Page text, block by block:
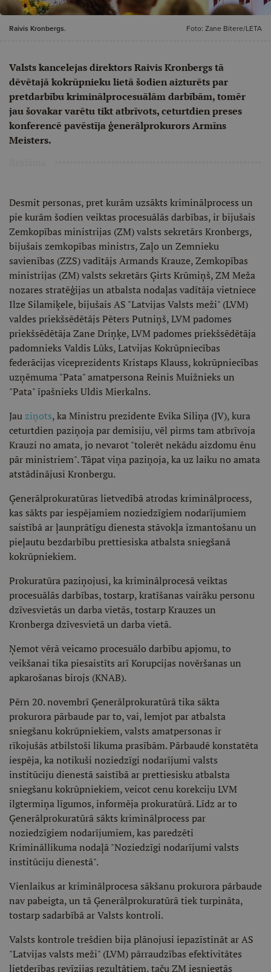
Raivis Kronbergs. Foto: Zane Bitere/LETA
Valsts kancelejas direktors Raivis Kronbergs tā
dēvētajā kokrūpnieku lietā šodien aizturēts par
pretdarbību kriminālprocesuālām darbībām, tomēr
jau šovakar varētu tikt atbrīvots, ceturtdien preses
konferencē pavēstīja ģenerālprokurors Armīns
Meisters.
Desmit personas, pret kurām uzsākts kriminālprocess un
pie kurām šodien veiktas procesuālās darbības, ir bijušais
Zemkopības ministrijas (ZM) valsts sekretārs Kronbergs,
bijušais zemkopības ministrs, Zaļo un Zemnieku
savienības (ZZS) vadītājs Armands Krauze, Zemkopības
ministrijas (ZM) valsts sekretārs Ģirts Krūmiņš, ZM Meža
nozares stratēģijas un atbalsta nodaļas vadītāja vietniece
Ilze Silamiķele, bijušais AS "Latvijas Valsts meži" (LVM)
valdes priekšsēdētājs Pēters Putniņš, LVM padomes
priekšsēdētāja Zane Driņķe, LVM padomes priekšsēdētāja
padomnieks Valdis Lūks, Latvijas Kokrūpniecības
federācijas viceprezidents Kristaps Klauss, kokrūpniecības
uzņēmuma "Pata" amatpersona Reinis Muižnieks un
"Pata" īpašnieks Uldis Mierkalns.
Jau ziņots, ka Ministru prezidente Evika Siliņa (JV), kura
ceturtdien paziņoja par demisiju, vēl pirms tam atbrīvoja
Krauzi no amata, jo nevarot "tolerēt nekādu aizdomu ēnu
pār ministriem". Tāpat viņa paziņoja, ka uz laiku no amata
atstādinājusi Kronbergu.
Ģenerālprokuratūras lietvedībā atrodas kriminālprocess,
kas sākts par iespējamiem noziedzīgiem nodarījumiem
saistībā ar ļaunprātīgu dienesta stāvokļa izmantošanu un
pieļautu bezdarbību prettiesiska atbalsta sniegšanā
kokrūpniekiem.
Prokuratūra paziņojusi, ka kriminālprocesā veiktas
procesuālās darbības, tostarp, kratīšanas vairāku personu
dzīvesvietās un darba vietās, tostarp Krauzes un
Kronberga dzīvesvietā un darba vietā.
Ņemot vērā veicamo procesuālo darbību apjomu, to
veikšanai tika piesaistīts arī Korupcijas novēršanas un
apkarošanas birojs (KNAB).
Pērn 20. novembrī Ģenerālprokuratūrā tika sākta
prokurora pārbaude par to, vai, lemjot par atbalsta
sniegšanu kokrūpniekiem, valsts amatpersonas ir
rīkojušās atbilstoši likuma prasībām. Pārbaudē konstatēta
iespēja, ka notikuši noziedzīgi nodarījumi valsts
institūciju dienestā saistībā ar prettiesisku atbalsta
sniegšanu kokrūpniekiem, veicot cenu korekciju LVM
ilgtermiņa līgumos, informēja prokuratūrā. Līdz ar to
Ģenerālprokuratūrā sākts kriminālprocess par
noziedzīgiem nodarījumiem, kas paredzēti
Krimināllikuma nodaļā "Noziedzīgi nodarījumi valsts
institūciju dienestā".
Vienlaikus ar kriminālprocesa sākšanu prokurora pārbaude
nav pabeigta, un tā Ģenerālprokuratūrā tiek turpināta,
tostarp sadarbībā ar Valsts kontroli.
Valsts kontrole trešdien bija plānojusi iepazīstināt ar AS
"Latvijas valsts meži" (LVM) pārraudzības efektivitātes
lietderības revīzijas rezultātiem, taču ZM iesniegtās